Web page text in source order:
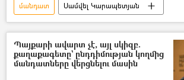
մանդատ
Սամվել Կարապետյան
«Ուժեղ Հայաստան» կուսակցություն
Ընտրություններ
Ազգային ժողովի ընտրություններ
Պայքարի ավարտ չէ, այլ սկիզբ.
քաղաքագետը` ընդդիմության կողմից
մանդատները վերցնելու մասին